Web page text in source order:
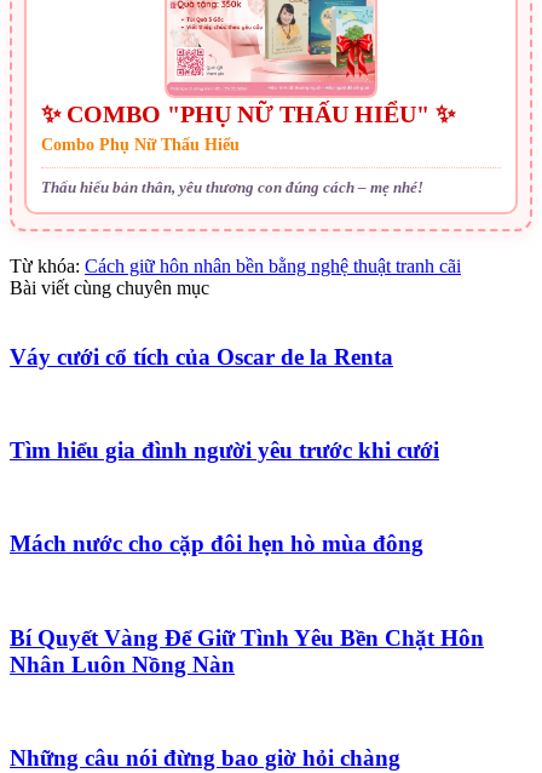
✨ COMBO "PHỤ NỮ THẤU HIỂU" ✨
Combo Phụ Nữ Thấu Hiểu
Thấu hiểu bản thân, yêu thương con đúng cách – mẹ nhé!
Từ khóa: Cách giữ hôn nhân bền bằng nghệ thuật tranh cãi
Bài viết cùng chuyên mục
Váy cưới cổ tích của Oscar de la Renta
Tìm hiểu gia đình người yêu trước khi cưới
Mách nước cho cặp đôi hẹn hò mùa đông
Bí Quyết Vàng Để Giữ Tình Yêu Bền Chặt Hôn
Nhân Luôn Nồng Nàn
Những câu nói đừng bao giờ hỏi chàng